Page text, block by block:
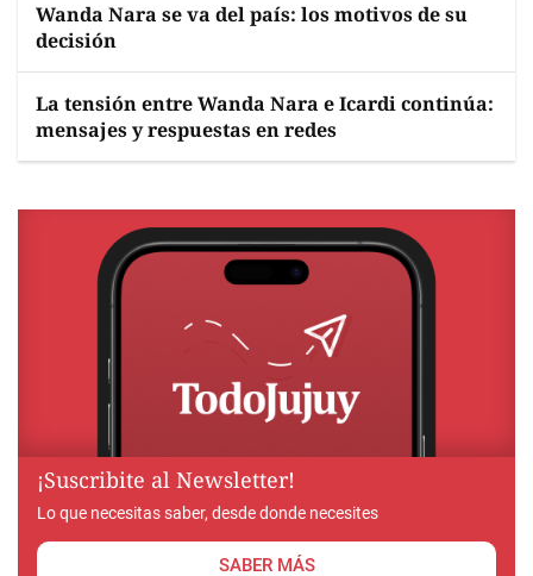
Wanda Nara se va del país: los motivos de su
decisión
La tensión entre Wanda Nara e Icardi continúa:
mensajes y respuestas en redes
¡Suscribite al Newsletter!
Lo que necesitas saber, desde donde necesites
SABER MÁS